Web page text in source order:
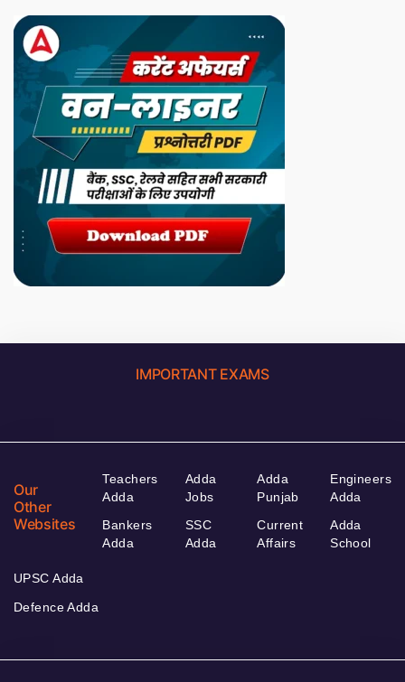
IMPORTANT EXAMS
Our
Other
Websites
Teachers
Adda
Bankers
Adda
Adda
Jobs
SSC
Adda
Adda
Punjab
Current
Affairs
Engineers
Adda
Adda
School
UPSC Adda
Defence Adda